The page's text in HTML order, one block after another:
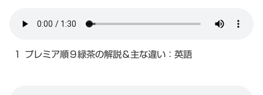
１ プレミア順９緑茶の解説＆主な違い：英語